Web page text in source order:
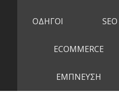
ΟΔΗΓΟΙ SEO
ECOMMERCE
ΕΜΠΝΕΥΣΗ